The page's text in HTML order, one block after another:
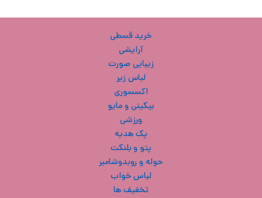
خرید قسطی
آرایشی
زیبایی صورت
لباس زیر
اکسسوری
بیکینی و مایو
ورزشی
پک هدیه
پتو و بلنکت
حوله و روبدوشامبر
لباس خواب
تخفیف ها